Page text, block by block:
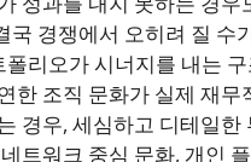
경쟁에서 오히려 질 수
리오가 시너지를 내는
한 조직 문화가 실제 재무
경우, 세심하고 디테일한
트워크 중심 문화, 개인